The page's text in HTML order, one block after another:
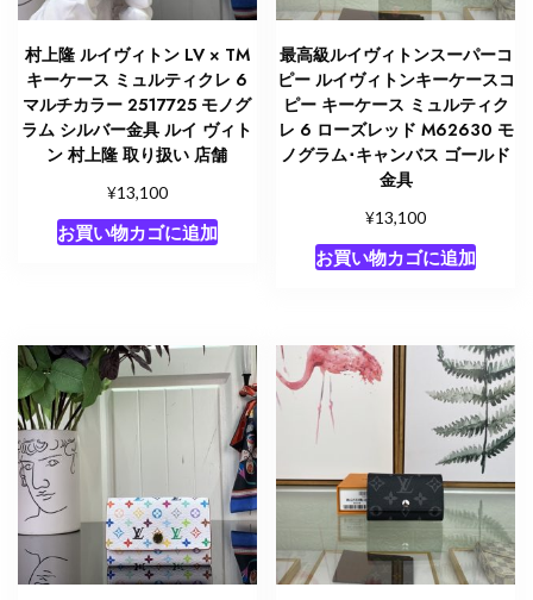
ー
ル
N61745
ダ
ミ
ン
バ
ス
ゴ
ー
ル
ド
金
具
村上隆 ルイヴィトン LV × TM
キーケース ミュルティクレ 6
マルチカラー 2517725 モノグ
ラム シルバー金具 ルイ ヴィト
ン 村上隆 取り扱い 店舗
¥13,100
お買い物カゴに追加
最高級ルイヴィトンスーパーコ
ピー ルイヴィトンキーケースコ
ピー キーケース ミュルティク
レ 6 ローズレッド M62630 モ
ノグラム･キャンバス ゴールド
金具
¥13,100
お買い物カゴに追加